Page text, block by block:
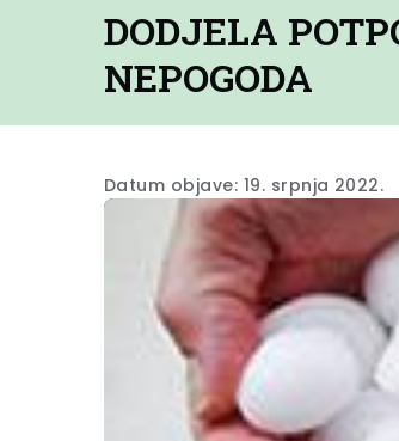
DODJELA
NEPOGODA
Datum objave: 19. srpnja 2022.